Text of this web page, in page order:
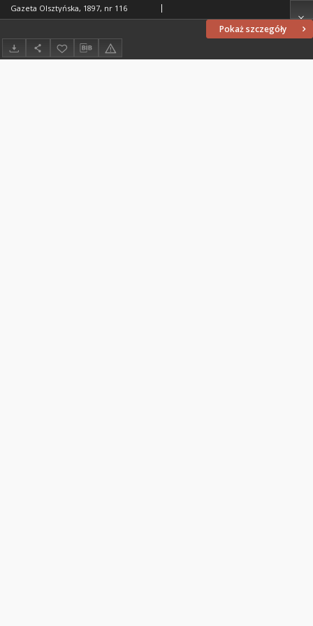
Pokaż szczegóły
Gazeta Olsztyńska, 1897, nr 116